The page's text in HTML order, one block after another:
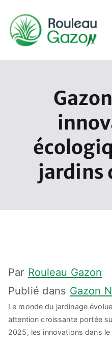
contenu
jardins
Par Rouleau Gazon
Publié dans Gazon
Le monde du jardinage
attention croissante portée
2025, les innovations dans